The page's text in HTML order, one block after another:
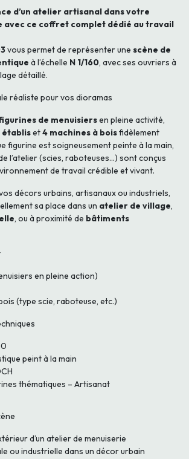
d’un atelier artisanal dans votre
avec ce coffret complet dédié au travail
vous permet de représenter une scène de
à l’échelle N 1/160, avec ses ouvriers à
détaillé.
réaliste pour vos dioramas
de menuisiersen pleine activité,
établiset4 machines à boisfidèlement
figurine est soigneusement peinte à la main,
l’atelier (scies, raboteuses…) sont conçus
de travail crédible et vivant.
décors urbains, artisanaux ou industriels,
sa place dans un atelier de village,
, ou à proximité de bâtiments
en pleine action)
(type scie, raboteuse, etc.)
peint à la main
thématiques – Artisanat
d’un atelier de menuiserie
ou industrielle dans un décor urbain